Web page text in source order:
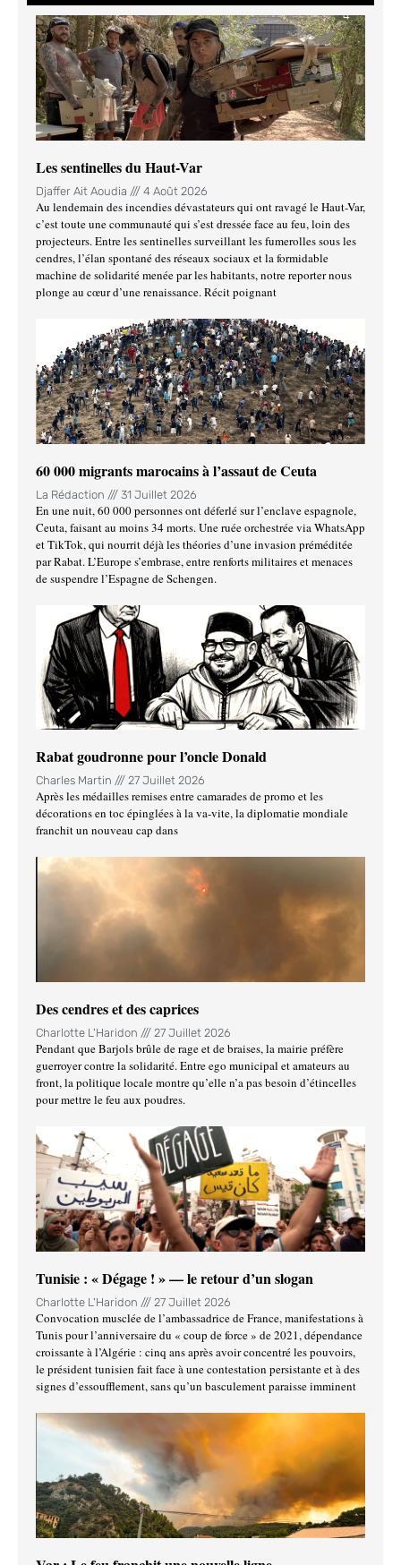
Les sentinelles du Haut-Var
Djaffer Ait Aoudia 4 Août 2026
Au lendemain des incendies dévastateurs qui ont ravagé le Haut-Var,
c’est toute une communauté qui s’est dressée face au feu, loin des
projecteurs. Entre les sentinelles surveillant les fumerolles sous les
cendres, l’élan spontané des réseaux sociaux et la formidable
machine de solidarité menée par les habitants, notre reporter nous
plonge au cœur d’une renaissance. Récit poignant
60 000 migrants marocains à l’assaut de Ceuta
La Rédaction 31 Juillet 2026
En une nuit, 60 000 personnes ont déferlé sur l’enclave espagnole,
Ceuta, faisant au moins 34 morts. Une ruée orchestrée via WhatsApp
et TikTok, qui nourrit déjà les théories d’une invasion préméditée
par Rabat. L’Europe s’embrase, entre renforts militaires et menaces
de suspendre l’Espagne de Schengen.
Rabat goudronne pour l’oncle Donald
Charles Martin 27 Juillet 2026
Après les médailles remises entre camarades de promo et les
décorations en toc épinglées à la va-vite, la diplomatie mondiale
franchit un nouveau cap dans
Des cendres et des caprices
Charlotte L'Haridon 27 Juillet 2026
Pendant que Barjols brûle de rage et de braises, la mairie préfère
guerroyer contre la solidarité. Entre ego municipal et amateurs au
front, la politique locale montre qu’elle n’a pas besoin d’étincelles
pour mettre le feu aux poudres.
Tunisie : « Dégage ! » — le retour d’un slogan
Charlotte L'Haridon 27 Juillet 2026
Convocation musclée de l’ambassadrice de France, manifestations à
Tunis pour l’anniversaire du « coup de force » de 2021, dépendance
croissante à l’Algérie : cinq ans après avoir concentré les pouvoirs,
le président tunisien fait face à une contestation persistante et à des
signes d’essoufflement, sans qu’un basculement paraisse imminent